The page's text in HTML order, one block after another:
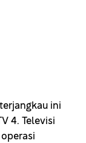
ini
4. Televisi